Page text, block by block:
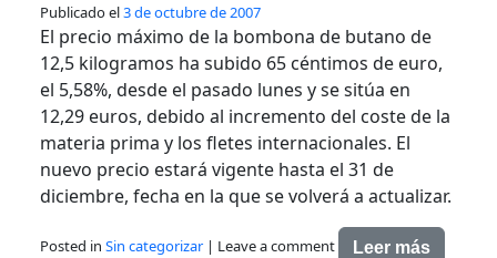
Publicado el3 de octubre de 2007
El precio máximo de la bombona de butano de
12,5 kilogramos ha subido 65 céntimos de euro,
el 5,58%, desde el pasado lunes y se sitúa en
12,29 euros, debido al incremento del coste de la
materia prima y los fletes internacionales. El
nuevo precio estará vigente hasta el 31 de
diciembre, fecha en la que se volverá a actualizar.
Posted in Sin categorizar | Leave a comment Leer más